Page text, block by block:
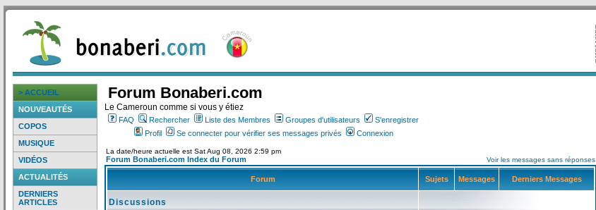
> ACCUEIL
NOUVEAUTÉS
COPOS
MUSIQUE
VIDÉOS
ACTUALITÉS
DERNIERS
ARTICLES
Forum Bonaberi.com
Le Cameroun comme si vous y étiez
FAQ Rechercher Liste des Membres Groupes d'utilisateurs
S'enregistrer
Profil
Se connecter pour vérifier ses messages privés Connexion
La date/heure actuelle est Sat Aug 08, 2026 2:59 pm
Forum Bonaberi.com Index du Forum Voir les messages sans réponses
Forum Sujets Messages Derniers Messages
Discussions